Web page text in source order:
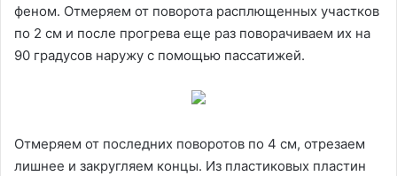
феном. Отмеряем от поворота расплющенных участков
по 2 см и после прогрева еще раз поворачиваем их на
90 градусов наружу с помощью пассатижей.
Отмеряем от последних поворотов по 4 см, отрезаем
лишнее и закругляем концы. Из пластиковых пластин